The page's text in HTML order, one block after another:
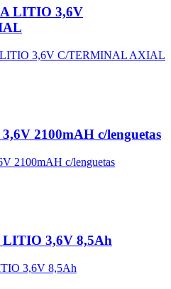
LITIO 3,6V
2100mAH c/lenguetas
LITIO 3,6V 8,5Ah